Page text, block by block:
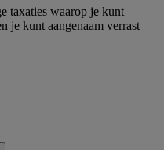
taxaties waarop je kunt
je kunt aangenaam verrast